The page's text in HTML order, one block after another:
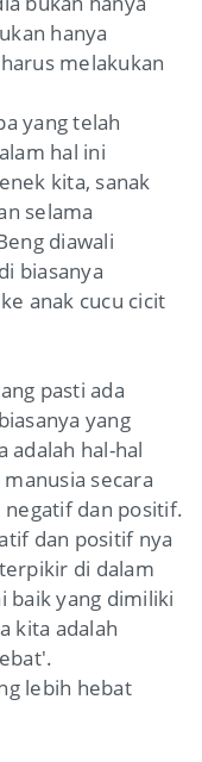
hanya
melakukan
yang telah
hal ini
kita, sanak
selama
diawali
biasanya
anak cucu cicit
pasti ada
yang
adalah hal-hal
secara
dan positif.
dan positif nya
di dalam
baik yang dimiliki
kita adalah
lebih hebat